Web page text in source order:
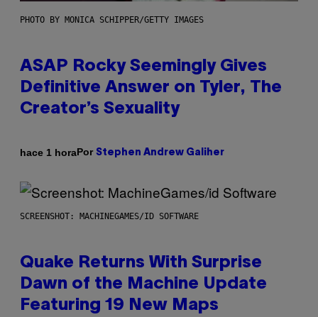
PHOTO BY MONICA SCHIPPER/GETTY IMAGES
ASAP Rocky Seemingly Gives
Definitive Answer on Tyler, The
Creator’s Sexuality
hace 1 horaPor Stephen Andrew Galiher
SCREENSHOT: MACHINEGAMES/ID SOFTWARE
Quake Returns With Surprise
Dawn of the Machine Update
Featuring 19 New Maps